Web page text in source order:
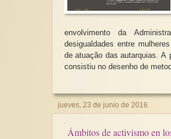
envolvimento da
desigualdades entre
de atuação das autarquias. A
consistiu no desenho de
jueves, 23 de junio de 2016
Ámbitos de activismo en